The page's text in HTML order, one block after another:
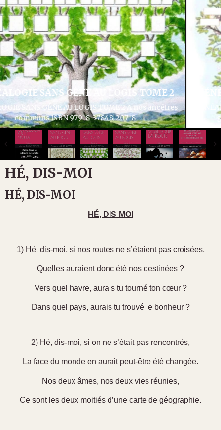
GÉNÉALOGIE SANS GÊNE AU LOGIS TOME 3
GÉNÉALOGIE SANS GÊNE AU LOGIS TOME 3 Articles divers
généalogie et histoire ISBN 979-8-37932-286-1
HÉ, DIS-MOI
HÉ, DIS-MOI
HÉ, DIS-MOI
1) Hé, dis-moi, si nos routes ne s’étaient pas croisées,
Quelles auraient donc été nos destinées ?
Vers quel havre, aurais tu tourné ton cœur ?
Dans quel pays, aurais tu trouvé le bonheur ?
2) Hé, dis-moi, si on ne s’était pas rencontrés,
La face du monde en aurait peut-être été changée.
Nos deux âmes, nos deux vies réunies,
Ce sont les deux moitiés d’une carte de géographie.